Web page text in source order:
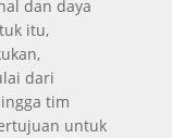
dan daya
itu,
dari
tim
untuk